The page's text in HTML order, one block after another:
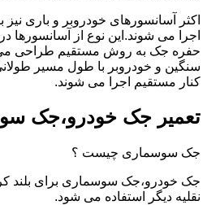
اکثر آسانسورهای خودروبر و باری
اجرا می شوند.این نوع از
حفره جک به روش مستقیم طراحی می
سنگین و خودروبر با طول مسیر
کنار مستقیم اجرا می شوند.
تعمیر جک خودرو،جک
جک سوسماری چیست ؟
جک خودرو،جک سوسماری برای بلند
نقلیه دیگر استفاده می شود.